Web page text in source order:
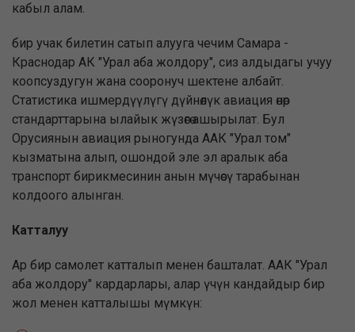
кабыл алам.
бир учак билетин сатып алууга чечим Самара -
Краснодар АК "Урал аба жолдору", сиз алдыдагы учуу
коопсуздугун жана сооронуч шектене албайт.
Статистика ишмердүүлүгү дүйнөлүк авиация өнөр
стандарттарына ылайык жүзөгө ашырылат. Бул
Орусиянын авиация рыногунда ААК "Урал том"
кызматына алып, ошондой эле эл аралык аба
транспорт бирикмесинин анын мүчөсү тарабынан
колдоого алынган.
Катталуу
Ар бир самолет катталып менен башталат. ААК "Урал
аба жолдору" кардарлары, алар үчүн кандайдыр бир
жол менен катталышы мүмкүн: